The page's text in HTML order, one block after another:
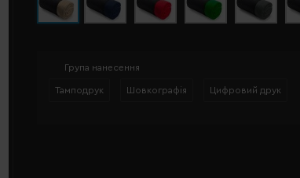
Група нанесення
Тамподрук Шовкографія Цифровий друк